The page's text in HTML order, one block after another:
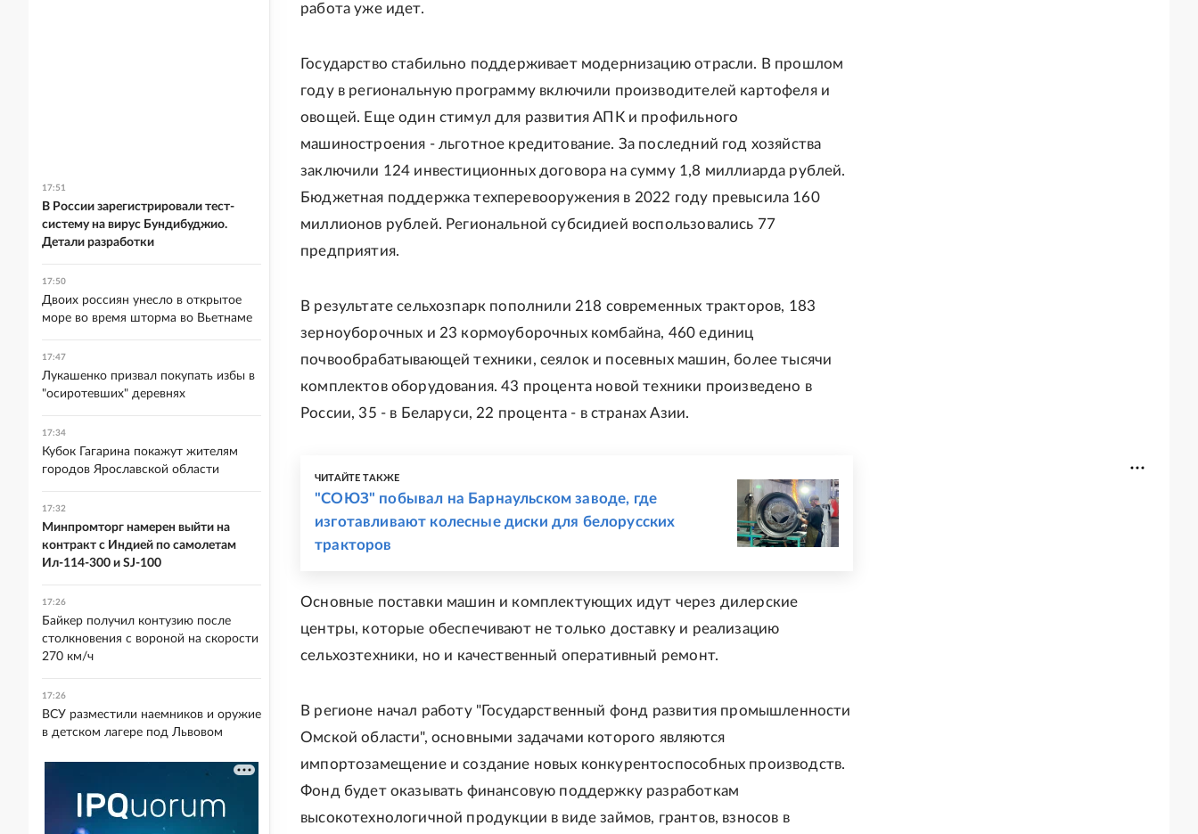
работа уже идет.
Государство стабильно поддерживает модернизацию отрасли. В прошлом
году в региональную программу включили производителей картофеля и
овощей. Еще один стимул для развития АПК и профильного
машиностроения - льготное кредитование. За последний год хозяйства
заключили 124 инвестиционных договора на сумму 1,8 миллиарда рублей.
Бюджетная поддержка техперевооружения в 2022 году превысила 160
миллионов рублей. Региональной субсидией воспользовались 77
предприятия.
В результате сельхозпарк пополнили 218 современных тракторов, 183
зерноуборочных и 23 кормоуборочных комбайна, 460 единиц
почвообрабатывающей техники, сеялок и посевных машин, более тысячи
комплектов оборудования. 43 процента новой техники произведено в
России, 35 - в Беларуси, 22 процента - в странах Азии.
ЧИТАЙТЕ ТАКЖЕ
"СОЮЗ" побывал на Барнаульском заводе, где
изготавливают колесные диски для белорусских
тракторов
Основные поставки машин и комплектующих идут через дилерские
центры, которые обеспечивают не только доставку и реализацию
сельхозтехники, но и качественный оперативный ремонт.
В регионе начал работу "Государственный фонд развития промышленности
Омской области", основными задачами которого являются
импортозамещение и создание новых конкурентоспособных производств.
Фонд будет оказывать финансовую поддержку разработкам
высокотехнологичной продукции в виде займов, грантов, взносов в
17:51
В России зарегистрировали тест-
систему на вирус Бундибуджио.
Детали разработки
17:50
Двоих россиян унесло в открытое
море во время шторма во Вьетнаме
17:47
Лукашенко призвал покупать избы в
"осиротевших" деревнях
17:34
Кубок Гагарина покажут жителям
городов Ярославской области
17:32
Минпромторг намерен выйти на
контракт с Индией по самолетам
Ил-114-300 и SJ-100
17:26
Байкер получил контузию после
столкновения с вороной на скорости
270 км/ч
17:26
ВСУ разместили наемников и оружие
в детском лагере под Львовом